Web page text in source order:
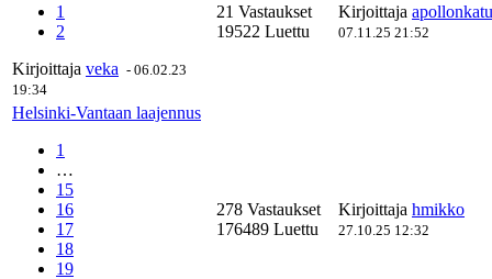
1
2
Kirjoittaja veka - 06.02.23
19:34
21 Vastaukset
19522 Luettu
Kirjoittaja apollonkatu
07.11.25 21:52
Helsinki-Vantaan laajennus
1
…
15
16
17
18
19
278 Vastaukset
176489 Luettu
Kirjoittaja hmikko
27.10.25 12:32